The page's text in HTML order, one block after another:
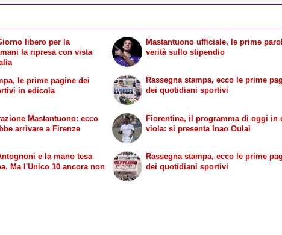
libero per la
la ripresa con vista
le prime pagine dei
in edicola
Mastantuono ufficiale, le prime
verità sullo stipendio
Rassegna stampa, ecco le prime
dei quotidiani sportivi
Mastantuono: ecco
arrivare a Firenze
e la mano tesa
Ma l'Unico 10 ancora non
Fiorentina, il programma di oggi in
viola: si presenta Inao Oulai
Rassegna stampa, ecco le prime
dei quotidiani sportivi